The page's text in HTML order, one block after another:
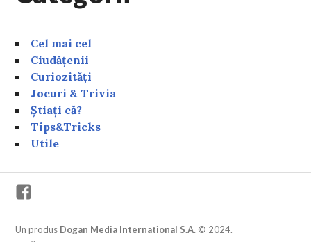
Cel mai cel
Ciudățenii
Curiozități
Jocuri & Trivia
Știați că?
Tips&Tricks
Utile
Un produs Dogan Media International S.A. © 2024.